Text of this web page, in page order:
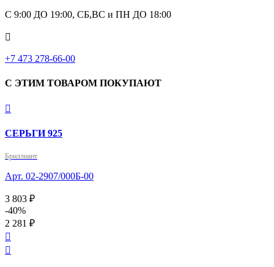
С 9:00 ДО 19:00, СБ,ВС и ПН ДО 18:00

+7 473 278-66-00
С ЭТИМ ТОВАРОМ ПОКУПАЮТ

СЕРЬГИ 925
Бриллиант
Арт. 02-2907/000Б-00
3 803 ₽
-40%
2 281 ₽

